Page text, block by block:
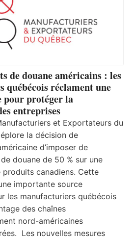
de douane américains : les
québécois réclament une
pour protéger la
entreprises
et Exportateurs du
la décision de
d’imposer de
douane de 50 % sur une
produits canadiens. Cette
importante source
les manufacturiers québécois
des chaînes
nord-américaines
Les nouvelles mesures